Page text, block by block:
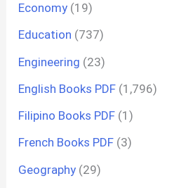
Economy (19)
Education (737)
Engineering (23)
English Books PDF (1,796)
Filipino Books PDF (1)
French Books PDF (3)
Geography (29)